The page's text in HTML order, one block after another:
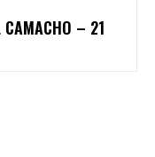
CAMACHO – 21